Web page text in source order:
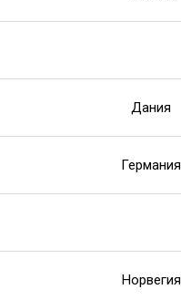
Дания
Германия
Норвегия